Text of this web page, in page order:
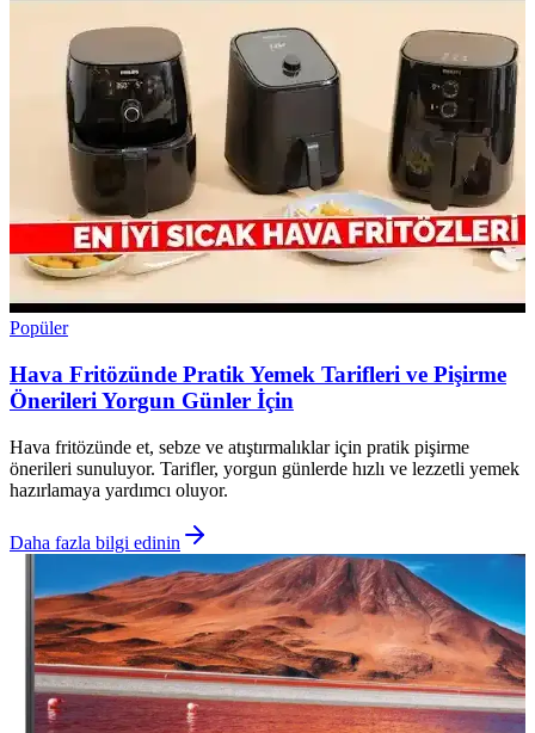
Popüler
Hava Fritözünde Pratik Yemek Tarifleri ve Pişirme
Önerileri Yorgun Günler İçin
Hava fritözünde et, sebze ve atıştırmalıklar için pratik pişirme
önerileri sunuluyor. Tarifler, yorgun günlerde hızlı ve lezzetli yemek
hazırlamaya yardımcı oluyor.
Daha fazla bilgi edinin